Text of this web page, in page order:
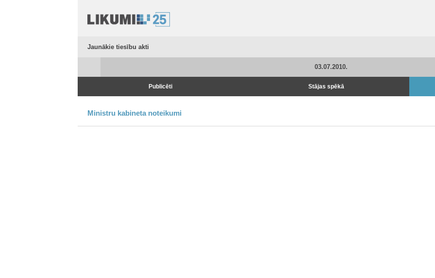
Jaunākie tiesību akti
03.07.2010.
Publicēti Stājas spēkā
Ministru kabineta noteikumi